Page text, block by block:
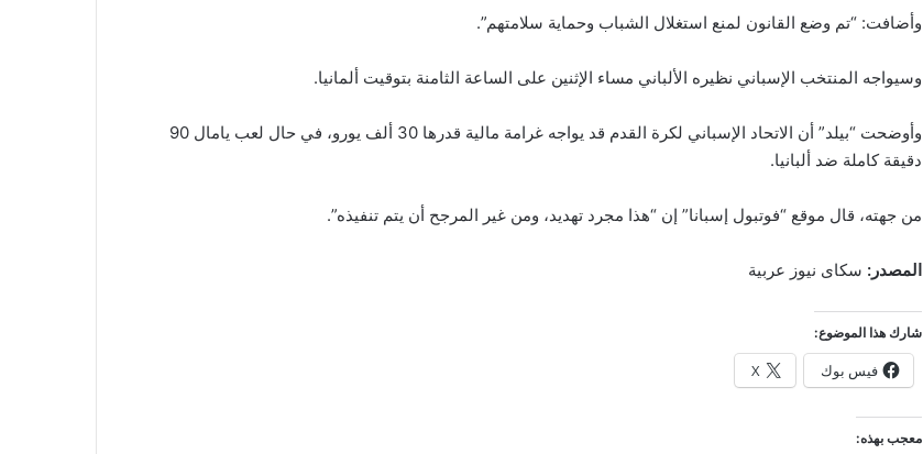
وأضافت: “تم وضع القانون لمنع استغلال الشباب وحماية سلامتهم”.
وسيواجه المنتخب الإسباني نظيره الألباني مساء الإثنين على الساعة الثامنة بتوقيت ألمانيا.
وأوضحت “بيلد” أن الاتحاد الإسباني لكرة القدم قد يواجه غرامة مالية قدرها 30 ألف يورو، في حال لعب يامال 90
دقيقة كاملة ضد ألبانيا.
من جهته، قال موقع “فوتبول إسبانا” إن “هذا مجرد تهديد، ومن غير المرجح أن يتم تنفيذه”.
المصدر: سكاى نيوز عربية
شارك هذا الموضوع:
فيس بوك X
معجب بهذه: